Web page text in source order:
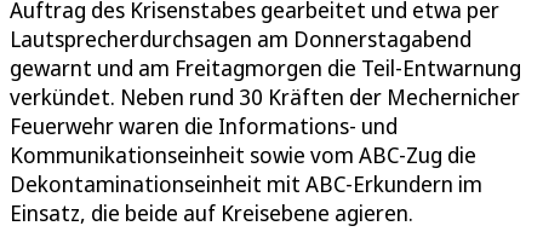
Auftrag des Krisenstabes gearbeitet und etwa per
Lautsprecherdurchsagen am Donnerstagabend
gewarnt und am Freitagmorgen die Teil-Entwarnung
verkündet. Neben rund 30 Kräften der Mechernicher
Feuerwehr waren die Informations- und
Kommunikationseinheit sowie vom ABC-Zug die
Dekontaminationseinheit mit ABC-Erkundern im
Einsatz, die beide auf Kreisebene agieren.